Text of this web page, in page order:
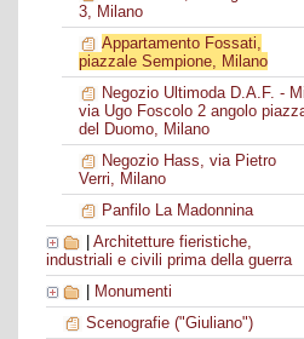
3, Milano
Appartamento Fossati,
piazzale Sempione, Milano
Negozio Ultimoda D.A.F. -
via Ugo Foscolo 2 angolo
del Duomo, Milano
Negozio Hass, via Pietro
Verri, Milano
Panfilo La Madonnina
Architetture fieristiche,
industriali e civili prima della guerra
Monumenti
Scenografie ("Giuliano")